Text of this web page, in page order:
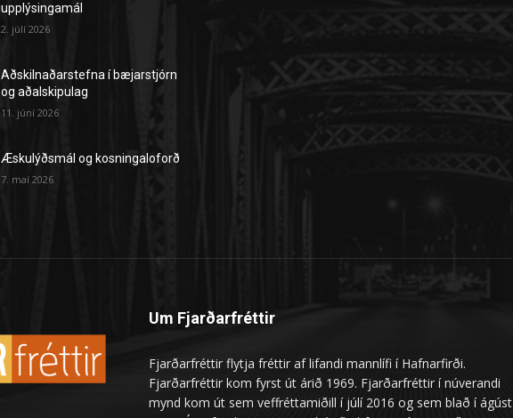
upplýsingamál
2. júlí 2026
Aðskilnaðarstefna í bæjarstjórn
og aðalskipulag
11. júní 2026
Æskulýðsmál og kosningaloforð
7. maí 2026
Um Fjarðarfréttir
Fjarðarfréttir flytja fréttir af lifandi mannlífi í Hafnarfirði.
Fjarðarfréttir kom fyrst út árið 1969. Fjarðarfréttir í núverandi
mynd kom út sem veffréttamiðill í júlí 2016 og sem blað í ágúst